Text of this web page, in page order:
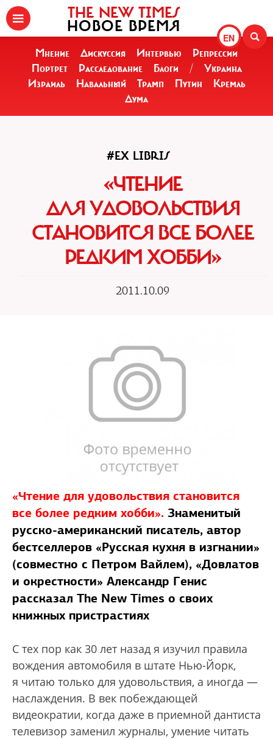
EN
THE NEW TIMES
НОВОЕ ВРЕМЯ
Мнение Дискуссия Интервью
Репрессии
Портрет
Расследование Блоги /
Украина
Израиль
Навальный Трамп Путин
Кремль
Дума
#EX LIBRIS
«ЧТЕНИЕ
ДЛЯ УДОВОЛЬСТВИЯ
СТАНОВИТСЯ ВСЕ БОЛЕЕ
РЕДКИМ ХОББИ»
2011.10.09
«Чтение для удовольствия становится
все более редким хобби». Знаменитый
русско-американский писатель, автор
бестселлеров «Русская кухня в изгнании»
(совместно с Петром Вайлем), «Довлатов
и окрестности» Александр Генис
рассказал The New Times о своих
книжных пристрастиях
С тех пор как 30 лет назад я изучил правила
вождения автомобиля в штате Нью-Йорк,
я читаю только для удовольствия, а иногда —
наслаждения. В век побеждающей
видеократии, когда даже в приемной дантиста
телевизор заменил журналы, умение читать